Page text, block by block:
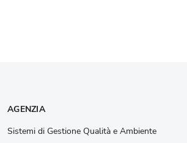
AGENZIA
Sistemi di Gestione Qualità e Ambiente